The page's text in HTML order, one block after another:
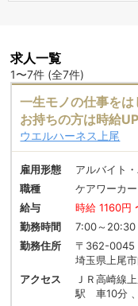
求人一覧
1〜7件 (全7件)
一生モノの仕事を
お持ちの方は時給
ウエルハーネス上尾
雇用形態
アルバイト
職種
ケアワーカー
給与
時給 1160円
勤務時間
7:00～20:30
勤務住所
〒362-0045
埼玉県上尾
アクセス
ＪＲ高崎線
駅 車10分